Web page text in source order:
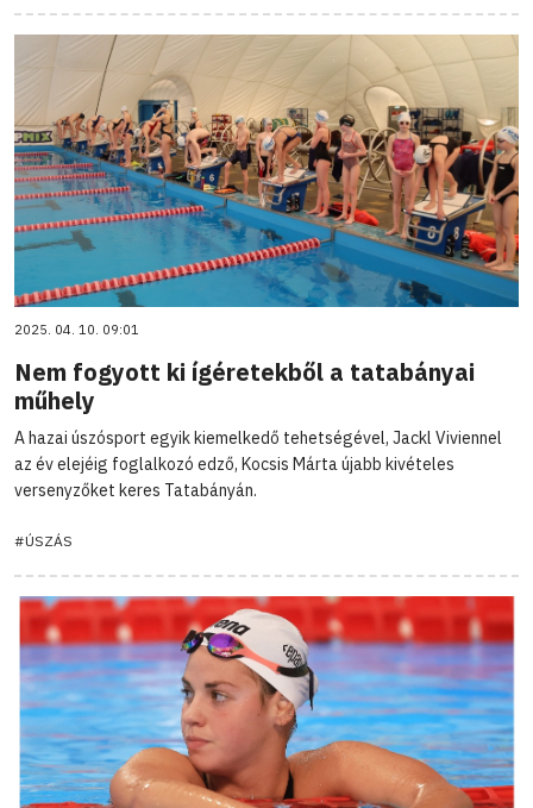
2025. 04. 10. 09:01
Nem fogyott ki ígéretekből a tatabányai
műhely
A hazai úszósport egyik kiemelkedő tehetségével, Jackl Viviennel
az év elejéig foglalkozó edző, Kocsis Márta újabb kivételes
versenyzőket keres Tatabányán.
#ÚSZÁS